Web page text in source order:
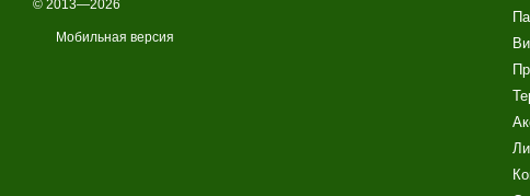
© 2013—2026
Мобильная версия